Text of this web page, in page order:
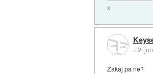
x
::2.
Zakaj pa ne?